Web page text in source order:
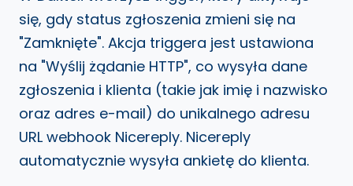
się, gdy status zgłoszenia zmieni się na
"Zamknięte". Akcja triggera jest ustawiona
na "Wyślij żądanie HTTP", co wysyła dane
zgłoszenia i klienta (takie jak imię i nazwisko
oraz adres e-mail) do unikalnego adresu
URL webhook Nicereply. Nicereply
automatycznie wysyła ankietę do klienta.